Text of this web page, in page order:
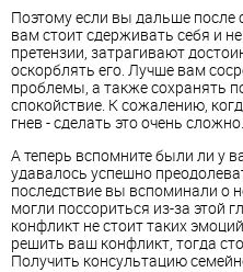
Поэтому если вы дальше после
вам стоит сдерживать себя и
претензии, затрагивают
оскорблять его. Лучше вам
проблемы, а также сохранять
спокойствие. К сожалению,
гнев - сделать это очень сложно.
А теперь вспомните были ли у
удавалось успешно
последствие вы вспоминали о
могли поссориться из-за этой
конфликт не стоит таких
решить ваш конфликт, тогда
Получить консультацию